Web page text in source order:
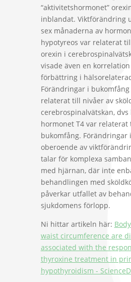
“aktivitetshormonet”
inblandat. Viktförändring
sex månaderna av
hypotyreos var relaterat
orexin i
visade även en
förbättring i
Förändringar i
relaterat till nivåer av
cerebrospinalvätskan, dvs
hormonet T4 var
bukomfång. Förändringar
oberoende av
talar för komplexa
med hjärnan, där inte
behandlingen med
påverkar utfallet av
sjukdomens förlopp.
Ni hittar artikeln här:
waist circumference are
associated with the
thyroxine treatment in
hypothyroidism -